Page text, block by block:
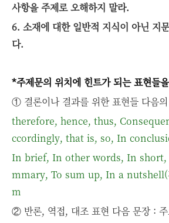
사항을 주제로 오해하지 말라.
6. 소재에 대한 일반적 지식이 아닌 지
다.
*주제문의 위치에 힌트가 되는 표현들
① 결론이나 결과를 위한 표현들 다음
therefore, hence, thus,
ccordingly, that is, so, In
In brief, In other words, In
mmary, To sum up, In a nutshell(
m
② 반론, 역접, 대조 표현 다음 문장 : 주